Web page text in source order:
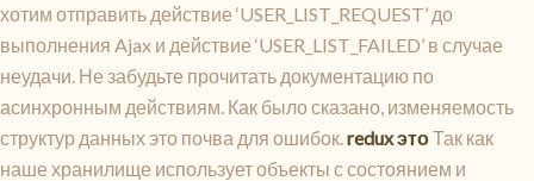
хотим отправить действие ‘USER_LIST_REQUEST’ до
выполнения Ajax и действие ‘USER_LIST_FAILED’ в случае
неудачи. Не забудьте прочитать документацию по
асинхронным действиям. Как было сказано, изменяемость
структур данных это почва для ошибок. redux этоТак как
наше хранилище использует объекты с состоянием и